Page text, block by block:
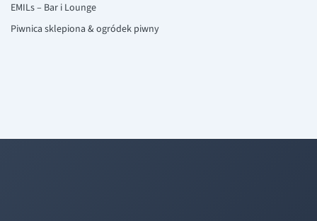
EMILs – Bar i Lounge
Piwnica sklepiona & ogródek piwny